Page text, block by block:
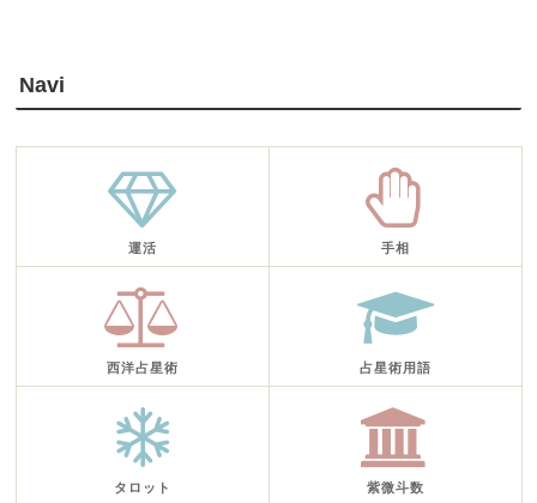
Navi
運活 手相
西洋占星術 占星術用語
タロット 紫微斗数